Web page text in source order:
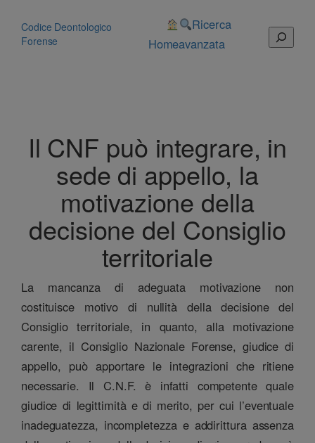
contenuto
Codice Deontologico
Forense
Home
Ricerca
avanzata
Cerca
Il CNF può integrare, in
sede di appello, la
motivazione della
decisione del Consiglio
territoriale
La mancanza di adeguata motivazione non
costituisce motivo di nullità della decisione del
Consiglio territoriale, in quanto, alla motivazione
carente, il Consiglio Nazionale Forense, giudice di
appello, può apportare le integrazioni che ritiene
necessarie. Il C.N.F. è infatti competente quale
giudice di legittimità e di merito, per cui l’eventuale
inadeguatezza, incompletezza e addirittura assenza